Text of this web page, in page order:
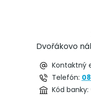
Dvořákovo
Kontaktný
Telefón:
Kód banky: